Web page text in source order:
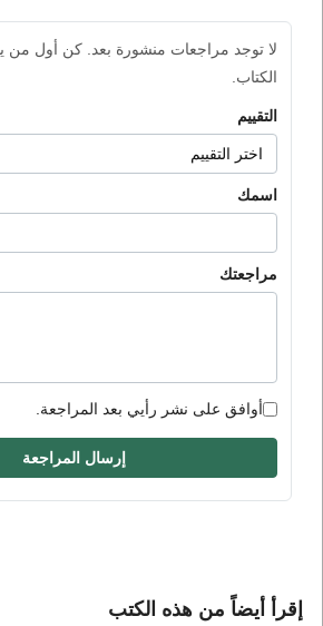
لا توجد مراجعات منشورة بعد. كن أول من
الكتاب.
التقييم
اسمك
مراجعتك
أوافق على نشر رأيي بعد المراجعة.
إرسال المراجعة
إقرأ أيضاً من هذه الكتب